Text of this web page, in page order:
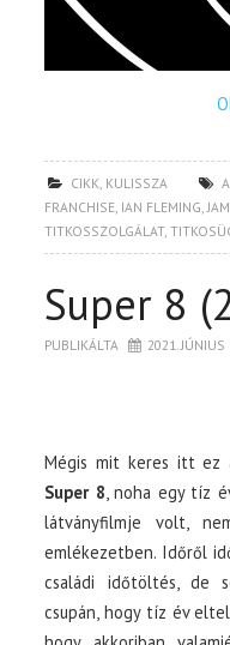
CIKK KULISSZA
FRANCHISE IAN FLEMING
TITKOSSZOLGÁLAT,
Super 8
PUBLIKÁLTA 2021. JÚNIUS
Mégis mit keres itt ez
Super 8, noha egy tíz
látványfilmje volt,
emlékezetben. Időről
családi időtöltés, de
csupán, hogy tíz év